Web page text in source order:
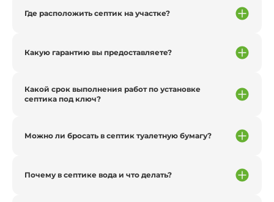
Где расположить септик на участке?
Какую гарантию вы предоставляете?
Какой срок выполнения работ по установке
септика под ключ?
Можно ли бросать в септик туалетную бумагу?
Почему в септике вода и что делать?